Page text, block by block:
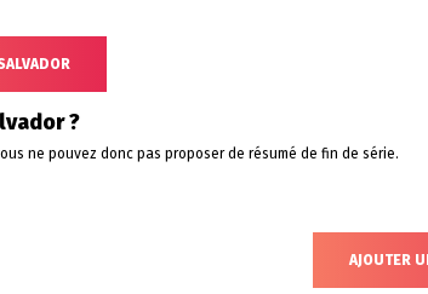
?
ne pouvez donc pas proposer de résumé de fin de série.
AJOUTER